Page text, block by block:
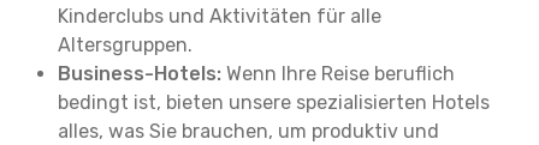
Kinderclubs und Aktivitäten für alle
Altersgruppen.
Business-Hotels: Wenn Ihre Reise beruflich
bedingt ist, bieten unsere spezialisierten Hotels
alles, was Sie brauchen, um produktiv und